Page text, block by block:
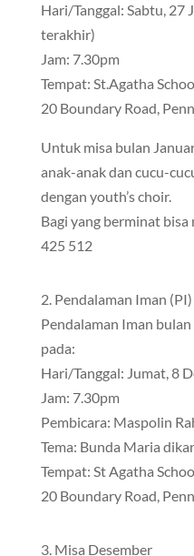
Hari/Tanggal: Sabtu, 27
terakhir)
Jam: 7.30pm
Tempat: St.Agatha
20 Boundary Road,
Untuk misa bulan
anak-anak dan cucu-
dengan youth’s choir.
Bagi yang berminat
425 512
2. Pendalaman Iman (PI)
Pendalaman Iman
pada:
Hari/Tanggal: Jumat, 8
Jam: 7.30pm
Pembicara: Maspolin
Tema: Bunda Maria
Tempat: St Agatha
20 Boundary Road,
3. Misa Desember